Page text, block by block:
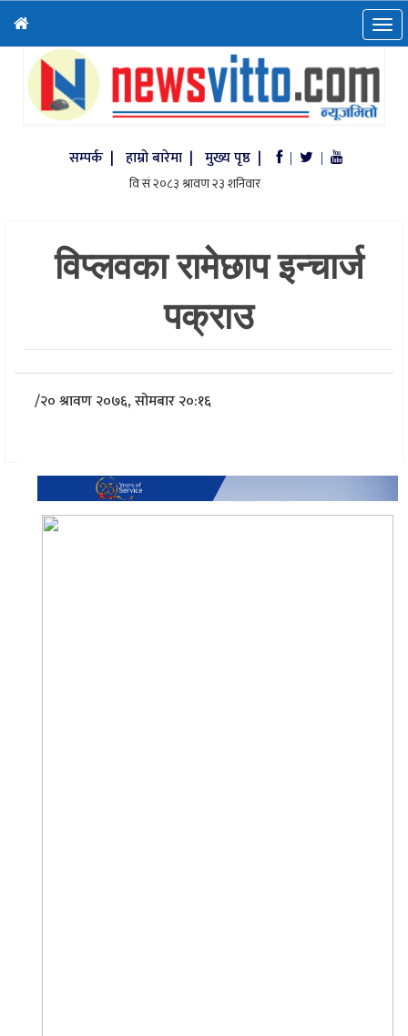
सम्पर्क | हाम्रो बारेमा | मुख्य पृष्ठ | | |
विप्लवका रामेछाप इन्चार्ज
पक्राउ
/२० श्रावण २०७६, सोमबार २०:१६